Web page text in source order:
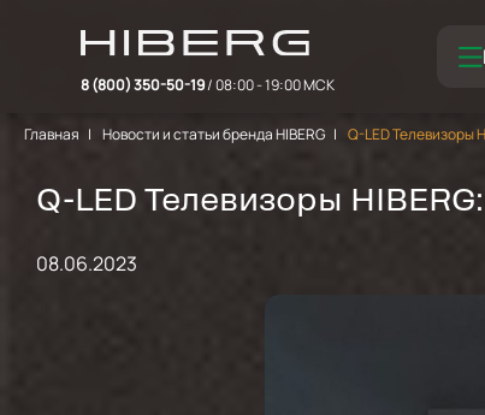
8 (800) 350-50-19/ 08:00 - 19:00 МСК
Главная Новости и статьи бренда HIBERG Q-LED Телевизоры
Q-LED Телевизоры
08.06.2023